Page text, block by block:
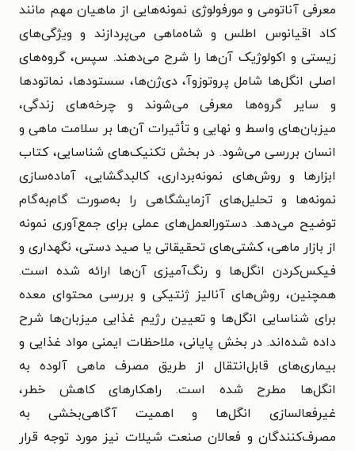
معرفی آناتومی و مورفولوژی نمونه‌هایی از ماهیان مهم مانند
کاد اقیانوس اطلس و شاه‌ماهی می‌پردازند و ویژگی‌های
زیستی و اکولوژیک آن‌ها را شرح می‌دهند. سپس، گروه‌های
اصلی انگل‌ها شامل پروتوزوآ، دی‌ژن‌ها، سستودها، نماتودها
و سایر گروه‌ها معرفی می‌شوند و چرخه‌های زندگی،
میزبان‌های واسط و نهایی و تأثیرات آن‌ها بر سلامت ماهی و
انسان بررسی می‌شود. در بخش تکنیک‌های شناسایی، کتاب
ابزارها و روش‌های نمونه‌برداری، کالبدگشایی، آماده‌سازی
نمونه‌ها و تحلیل‌های آزمایشگاهی را به‌صورت گام‌به‌گام
توضیح می‌دهد. دستورالعمل‌های عملی برای جمع‌آوری نمونه
از بازار ماهی، کشتی‌های تحقیقاتی یا صید دستی، نگهداری و
فیکس‌کردن انگل‌ها و رنگ‌آمیزی آن‌ها ارائه شده است.
همچنین، روش‌های آنالیز ژنتیکی و بررسی محتوای معده
برای شناسایی انگل‌ها و تعیین رژیم غذایی میزبان‌ها شرح
داده شده‌اند. در بخش پایانی، ملاحظات ایمنی مواد غذایی و
بیماری‌های قابل‌انتقال از طریق مصرف ماهی آلوده به
انگل‌ها مطرح شده است. راهکارهای کاهش خطر،
غیرفعالسازی انگل‌ها و اهمیت آگاهی‌بخشی به
مصرف‌کنندگان و فعالان صنعت شیلات نیز مورد توجه قرار